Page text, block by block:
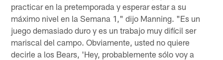
practicar en la pretemporada y esperar estar a su
máximo nivel en la Semana 1," dijo Manning. "Es un
juego demasiado duro y es un trabajo muy difícil ser
mariscal del campo. Obviamente, usted no quiere
decirle a los Bears, 'Hey, probablemente sólo voy a